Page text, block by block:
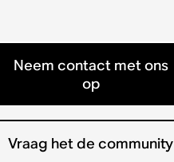
Neem contact met ons
op
Vraag het de community